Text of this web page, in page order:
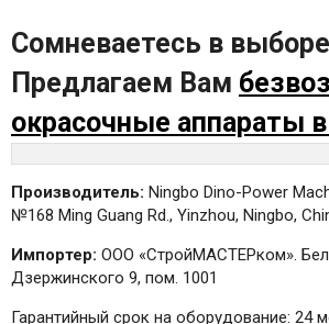
Сомневаетесь в
Предлагаем Вам
окрасочные аппараты
Производитель: Ningbo Dino-Power
№168 Ming Guang Rd., Yinzhou, Ningbo,
Импортер: ООО «СтройМАСТЕРком».
Дзержинского 9, пом. 1001
Гарантийный срок на оборудование: 24